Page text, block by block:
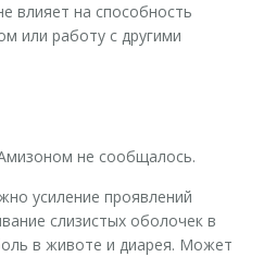
влияет на способность
или работу с другими
не сообщалось.
усиление проявлений
слизистых оболочек в
в животе и диарея. Может